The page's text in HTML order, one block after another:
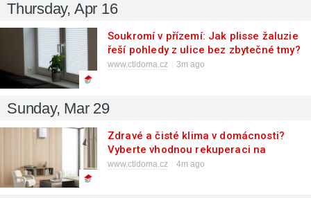
Thursday, Apr 16
Soukromí v přízemí: Jak plisse žaluzie
řeší pohledy z ulice bez zbytečné tmy?
www.ctidoma.cz 3m ago
Sunday, Mar 29
Zdravé a čisté klima v domácnosti?
Vyberte vhodnou rekuperaci na
Vzdušín.cz
www.ctidoma.cz 4m ago